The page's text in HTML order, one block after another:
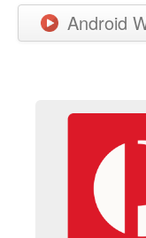
Android
New Releases
Watchfaces